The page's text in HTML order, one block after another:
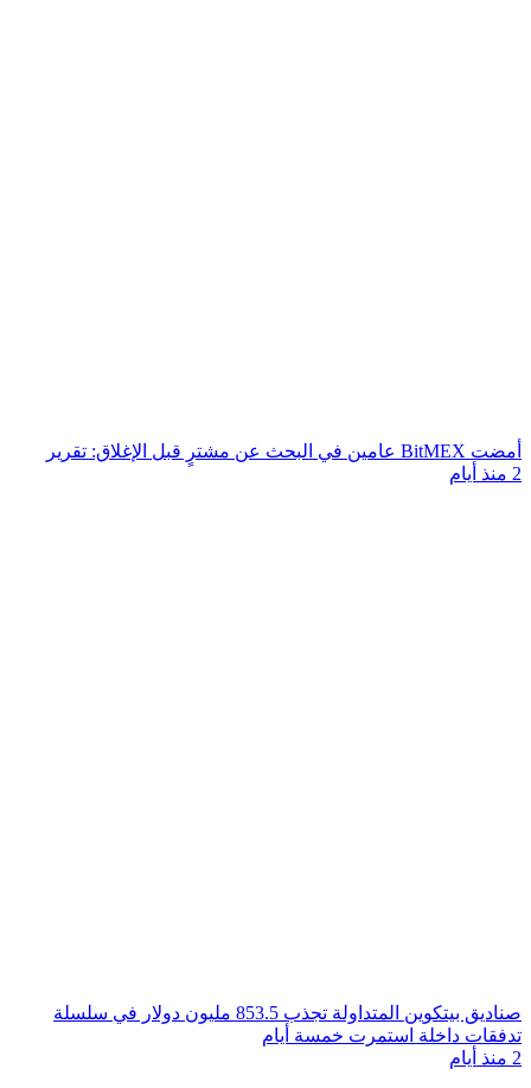
أمضت BitMEX عامين في البحث عن مشترٍ قبل الإغلاق: تقرير
2 منذ أيام
صناديق بيتكوين المتداولة تجذب 853.5 مليون دولار في سلسلة
تدفقات داخلة استمرت خمسة أيام
2 منذ أيام